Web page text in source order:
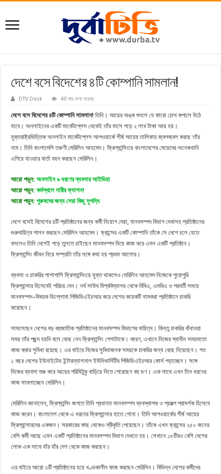
দেশে বসে বিদেশের ৪টি কোম্পানি সামলান!
DTV Desk 40 বার দেখা হয়েছে
দেশে বসে বিদেশের ৪টি কোম্পানি সামলান! তিনি। আয়ের অঙ্ক শুনলে যে কারো চোখ কপালে উঠে
যাবে। অনলাইনের একটি মার্কেটপ্লেস থেকেই তাঁর মাসে গড়ে ২ লাখ টাকা আয় হয়।
যুক্তরাষ্ট্রভিত্তিক অনলাইন মার্কেটপ্লেস আপওয়ার্কে শীর্ষ আয়ের তালিকায় জ্বলজ্বল করছে তাঁর
নাম। তিনি বাংলাদেশি তরুণী মেরিলিন আহমেদ। ফ্রিল্যান্সিংয়ে বাংলাদেশের মেয়েদের অনেকখানি
এগিয়ে যাওয়ার বার্তা বহন করছেন মেরিলিন।
আরো পড়ুন: অনলাইন ৬ ধরণের ব্যবসার আইডিয়া
আরো পড়ুন: কর্মস্থলে নারীর ফ্যাশন!
আরো পড়ুন: পুরুষদের জন্য সেরা কিছু সুগন্ধি
দেশে বসেই বিদেশের ৪টি প্রতিষ্ঠানের জন্য কর্মী নিয়োগ দেয়া, মানবসম্পদ বিভাগ দেখাসহ প্রতিষ্ঠানের
গুরুদায়িত্ব পালন করছেন মেরিলিন আহমেদ। ফ্রান্সের একটি কোম্পানি তাঁকে সে দেশে চলে যেতে
বললেও তিনি দেশেই গড়ে তুলতে চাইছেন মানবসম্পদ নিয়ে কাজ করে এমন একটি প্রতিষ্ঠান।
ফ্রিল্যান্সিং জীবন নিয়ে সম্প্রতি তাঁর সঙ্গে কথা হয় প্রথম আলোর।
ব্যবসা ও চাকরির পাশাপাশি ফ্রিল্যান্সিংয়ে যুক্ত থাকলেও মেরিলিন আহমেদ নিজেকে পুরোপুরি
ফ্রিল্যান্সার হিসেবেই পরিচয় দেন। নর্থ সাউথ বিশ্ববিদ্যালয় থেকে বিবিএ, এমবিএ ও পরবর্তী সময়ে
মানবসম্পদ–বিষয়ক ডিপ্লোমা পিজিডিএইচআর করে দেশের কয়েকটি নামকরা প্রতিষ্ঠানে চাকরি
করেছেন।
সামলেছেন দেশের বড় বহুজাতিক প্রতিষ্ঠানের মানবসম্পদ বিভাগের দায়িত্ব। কিন্তু চাকরির বাঁধাধরা
সময় তাঁর পছন্দ হয়নি বলে বেছে নেন ফ্রিল্যান্সিং পেশাটাকে। কারণ, এখানে নিজের স্বাধীন সময়মতো
কাজ করার সুবিধা রয়েছে। এর বাইরে নিজের সুবিধাজনক সময়কে চাকরির জন্য বেছে নিয়েছেন। গত
১ বছর দেশের ইউনাইটেড ইন্টারন্যাশনাল ইউনিভার্সিটির পিজিডিএইচআর কোর্স পড়াচ্ছেন। সঙ্গে
নিজের ব্যবসা শুরু করে আয়ের পরিধিটুকু বাড়িয়ে নিতে পেরেছেন বহু গুণ। এক সাথে এখন তিন ধরনের
কাজ সামলাচ্ছেন মেরিলিন।
মেরিলিন জানালেন, ফ্রিল্যান্সিং জগতে তিনি প্রধানত মানবসম্পদ ব্যবস্থাপক ও প্রকল্প পরামর্শক হিসেবে
কাজ করেন। বাংলাদেশ থেকে এ ধরনের ফ্রিল্যান্সার হাতে গোনা। তিনি আপওয়ার্কের শীর্ষ আয়ের
ফ্রিল্যান্সারদের একজন। সরকারের কাছ থেকেও স্বীকৃতি পেয়েছেন। তাঁকে এখন ফ্রান্সের ২৫০ জনের
বেশি কর্মী আছে এমন একটি প্রতিষ্ঠানের মানবসম্পদ বিভাগ দেখতে হয়। সেখানে ১৮টিরও বেশি দেশের
লোক এক সাথে যাঁর যাঁর দেশ থেকে কাজ করছেন।
এর বাইরে আরো ৩টি প্রতিষ্ঠানের হয়ে খণ্ডকালীন কাজ করছেন মেরিলিন। বিভিন্ন দেশের কর্মীদের